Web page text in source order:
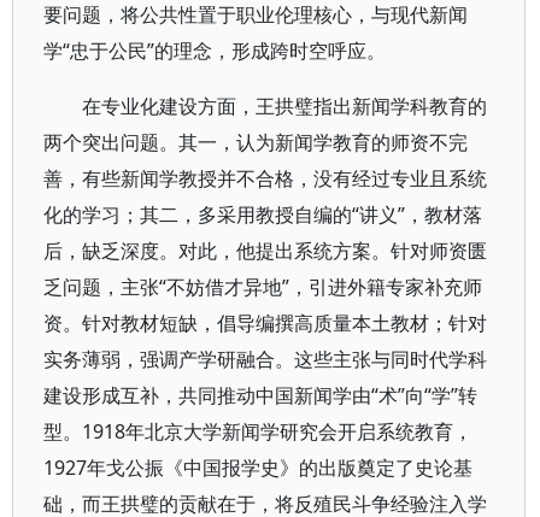
要问题，将公共性置于职业伦理核心，与现代新闻
学“忠于公民”的理念，形成跨时空呼应。
在专业化建设方面，王拱璧指出新闻学科教育的
两个突出问题。其一，认为新闻学教育的师资不完
善，有些新闻学教授并不合格，没有经过专业且系统
化的学习；其二，多采用教授自编的“讲义”，教材落
后，缺乏深度。对此，他提出系统方案。针对师资匮
乏问题，主张“不妨借才异地”，引进外籍专家补充师
资。针对教材短缺，倡导编撰高质量本土教材；针对
实务薄弱，强调产学研融合。这些主张与同时代学科
建设形成互补，共同推动中国新闻学由“术”向“学”转
型。1918年北京大学新闻学研究会开启系统教育，
1927年戈公振《中国报学史》的出版奠定了史论基
础，而王拱璧的贡献在于，将反殖民斗争经验注入学